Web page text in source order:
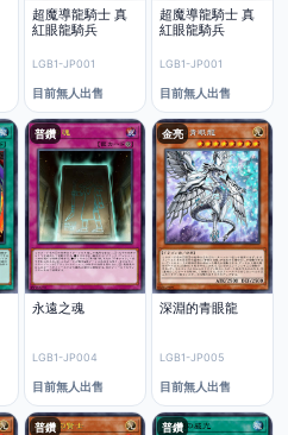
超魔導龍騎士 真
紅眼龍騎兵
LGB1-JP001
目前無人出售
超魔導龍騎士 真
紅眼龍騎兵
LGB1-JP001
目前無人出售
普鑽
永遠之魂
LGB1-JP004
目前無人出售
金亮
深淵的青眼龍
LGB1-JP005
目前無人出售
普鑽 普鑽